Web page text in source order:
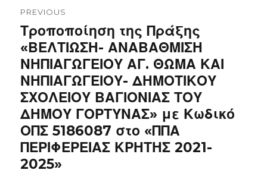
navigation
PREVIOUS
Previous
post:
Τροποποίηση της Πράξης
«ΒΕΛΤΙΩΣΗ- ΑΝΑΒΑΘΜΙΣΗ
ΝΗΠΙΑΓΩΓΕΙΟΥ ΑΓ. ΘΩΜΑ ΚΑΙ
ΝΗΠΙΑΓΩΓΕΙΟΥ- ΔΗΜΟΤΙΚΟΥ
ΣΧΟΛΕΙΟΥ ΒΑΓΙΟΝΙΑΣ ΤΟΥ
ΔΗΜΟΥ ΓΟΡΤΥΝΑΣ» με Κωδικό
ΟΠΣ 5186087 στο «ΠΠΑ
ΠΕΡΙΦΕΡΕΙΑΣ ΚΡΗΤΗΣ 2021-
2025»